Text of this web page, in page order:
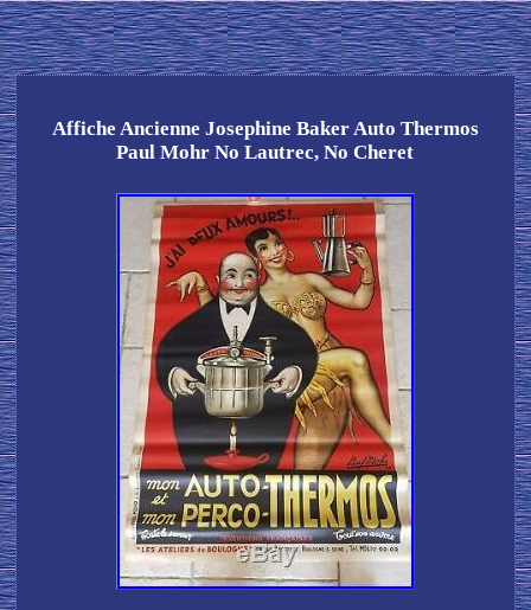
Affiche Ancienne Josephine Baker Auto Thermos
Paul Mohr No Lautrec, No Cheret